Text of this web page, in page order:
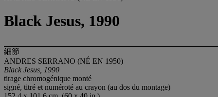
Black Jesus, 1990
細節
ANDRES SERRANO (NÉ EN 1950)
Black Jesus, 1990
tirage chromogénique monté
signé, titré et numéroté au crayon (au dos du montage)